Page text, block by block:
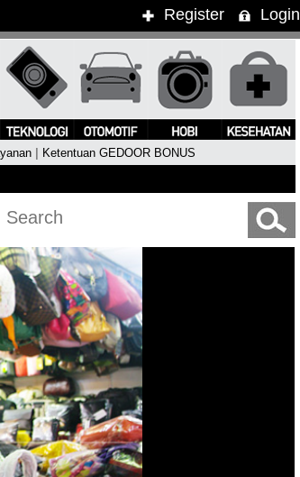
Register Login
Ketentuan GEDOOR BONUS
Kimbra Pukau Penonton WTF 2015